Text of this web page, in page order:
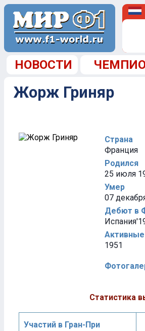
НОВОСТИ
Жорж Гриняр
Страна
Франция
Родился
25 июля
Умер
07
Дебют в
1951
Статистика
Участий в Гран-При